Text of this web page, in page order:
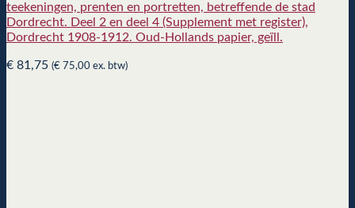
teekeningen, prenten en portretten, betreffende de stad
Dordrecht. Deel 2 en deel 4 (Supplement met register),
Dordrecht 1908-1912. Oud-Hollands papier, geïll.
€ 81,75 (€ 75,00 ex. btw)